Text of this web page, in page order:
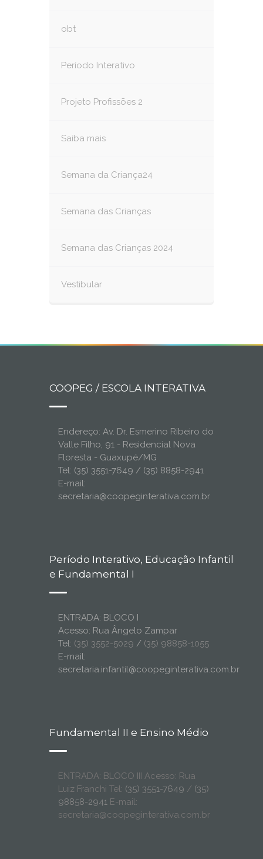
obt
Período Interativo
Projeto Profissões 2
Saiba mais
Semana da Criança24
Semana das Crianças
Semana das Crianças 2024
Vestibular
COOPEG / ESCOLA INTERATIVA
Endereço: Av. Dr. Esmerino Ribeiro do
Valle Filho, 91 - Residencial Nova
Floresta - Guaxupé/MG
Tel: (35) 3551-7649 / (35) 8858-2941
E-mail:
secretaria@coopeginterativa.com.br
Período Interativo, Educação Infantil
e Fundamental I
ENTRADA: BLOCO I
Acesso: Rua Ângelo Zampar
Tel: (35) 3552-5029 / (35) 98858-1055
E-mail:
secretaria.infantil@coopeginterativa.com.br
Fundamental II e Ensino Médio
ENTRADA: BLOCO III Acesso: Rua
Luiz Franchi Tel: (35) 3551-7649 / (35)
98858-2941 E-mail:
secretaria@coopeginterativa.com.br